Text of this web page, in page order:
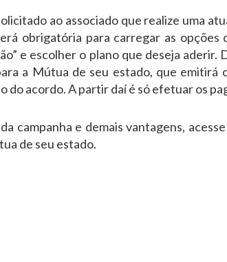
ao associado que realize uma
obrigatória para carregar as
e escolher o plano que deseja aderir.
a Mútua de seu estado, que emitirá
do acordo. A partir daí é só efetuar os
campanha e demais vantagens,
de seu estado.